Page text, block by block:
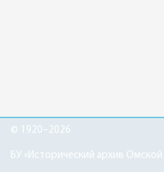
© 1920–2026
БУ «Исторический архив Омской